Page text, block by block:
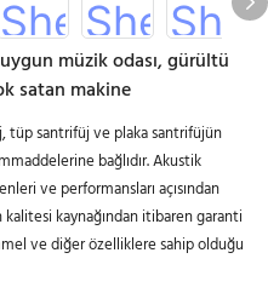
müzik odası, gürültü
satan makine
tüp santrifüj ve plaka santrifüjün
bağlıdır. Akustik
ve performansları açısından
kaynağından itibaren garanti
ve diğer özelliklere sahip olduğu